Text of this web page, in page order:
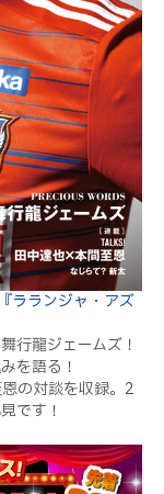
ラランジャ・アズ
行龍ジェームズ！
を語る！
の対談を収録。2
です！